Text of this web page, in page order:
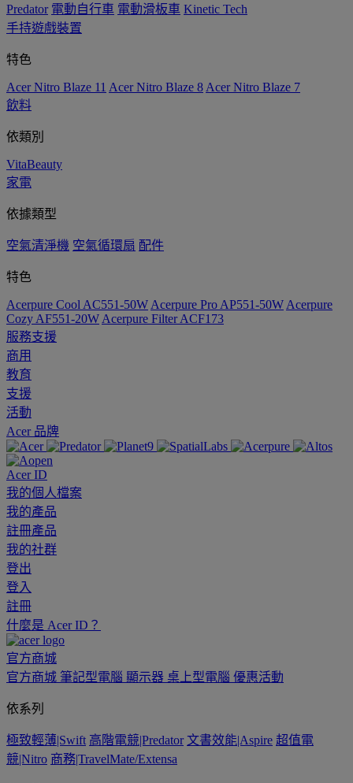
Predator 電動自行車 電動滑板車 Kinetic Tech
手持遊戲裝置
特色
Acer Nitro Blaze 11 Acer Nitro Blaze 8 Acer Nitro Blaze 7
飲料
依類別
VitaBeauty
家電
依據類型
空氣清淨機 空氣循環扇 配件
特色
Acerpure Cool AC551-50W Acerpure Pro AP551-50W Acerpure
Cozy AF551-20W Acerpure Filter ACF173
服務支援
商用
教育
支援
活動
Acer 品牌
Acer ID
我的個人檔案
我的產品
註冊產品
我的社群
登出
登入
註冊
什麼是 Acer ID？
官方商城
官方商城 筆記型電腦 顯示器 桌上型電腦 優惠活動
依系列
極致輕薄|Swift 高階電競|Predator 文書效能|Aspire 超值電
競|Nitro 商務|TravelMate/Extensa